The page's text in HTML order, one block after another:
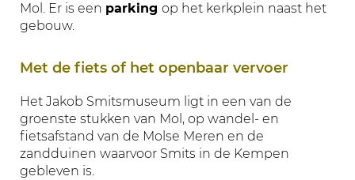
Mol. Er is een parking op het kerkplein naast het
gebouw.
Met de fiets of het openbaar vervoer
Het Jakob Smitsmuseum ligt in een van de
groenste stukken van Mol, op wandel- en
fietsafstand van de Molse Meren en de
zandduinen waarvoor Smits in de Kempen
gebleven is.